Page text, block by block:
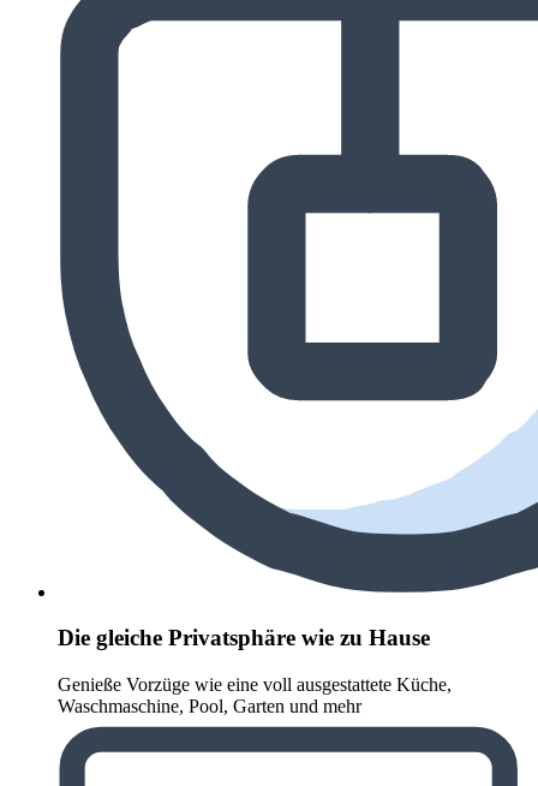
Die gleiche Privatsphäre wie zu Hause
Genieße Vorzüge wie eine voll ausgestattete Küche,
Waschmaschine, Pool, Garten und mehr